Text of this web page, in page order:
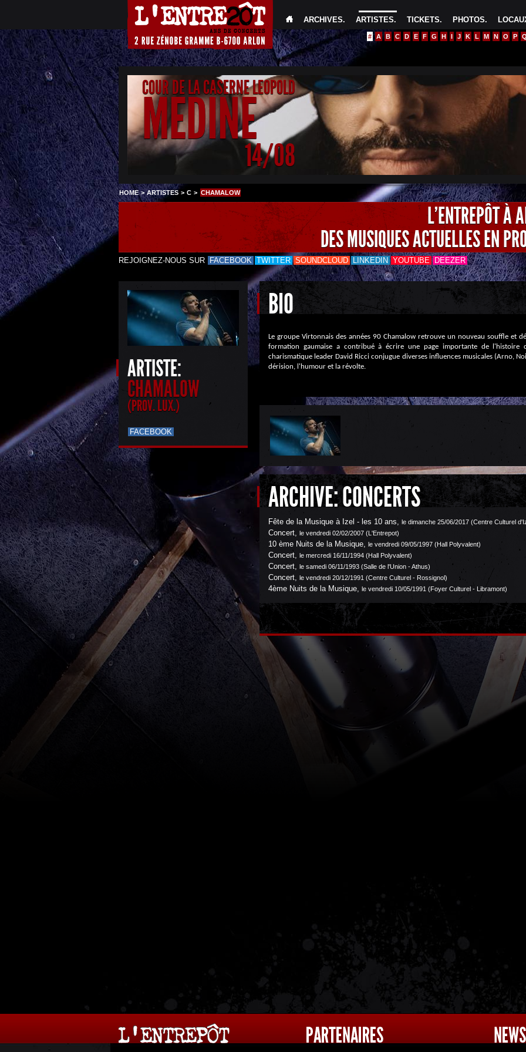
PHOTOS.
TICKETS.
ARTISTES.
ARCHIVES.
# A B C D E F G H I J K L M N O P
COUR DE LA CASERNE LEOPOLD
MEDINE
14/08
HOME>ARTISTES > C > CHAMALOW
L'ENTREPÔT À
DES MUSIQUES ACTUELLES EN
REJOIGNEZ-NOUS SUR FACEBOOK TWITTER SOUNDCLOUD LINKEDIN YOUTUBE DEEZER
ARTISTE:
CHAMALOW
(PROV. LUX.)
FACEBOOK
BIO
Le groupe Virtonnais des années 90 Chamalow retrouve un nouveau souffle et
formation gaumaise a contribué à écrire une page importante de l'histoire
charismatique leader David Ricci conjugue diverses influences musicales (Arno,
dérision, l'humour et la révolte.
ARCHIVE: CONCERTS
Fête de la Musique à Izel - les 10 ans, le dimanche 25/06/2017 (Centre Culturel
Concert, le vendredi 02/02/2007 (L'Entrepot)
10 ème Nuits de la Musique, le vendredi 09/05/1997 (Hall Polyvalent)
Concert, le mercredi 16/11/1994 (Hall Polyvalent)
Concert, le samedi 06/11/1993 (Salle de l'Union - Athus)
Concert, le vendredi 20/12/1991 (Centre Culturel - Rossignol)
4ème Nuits de la Musique, le vendredi 10/05/1991 (Foyer Culturel - Libramont)